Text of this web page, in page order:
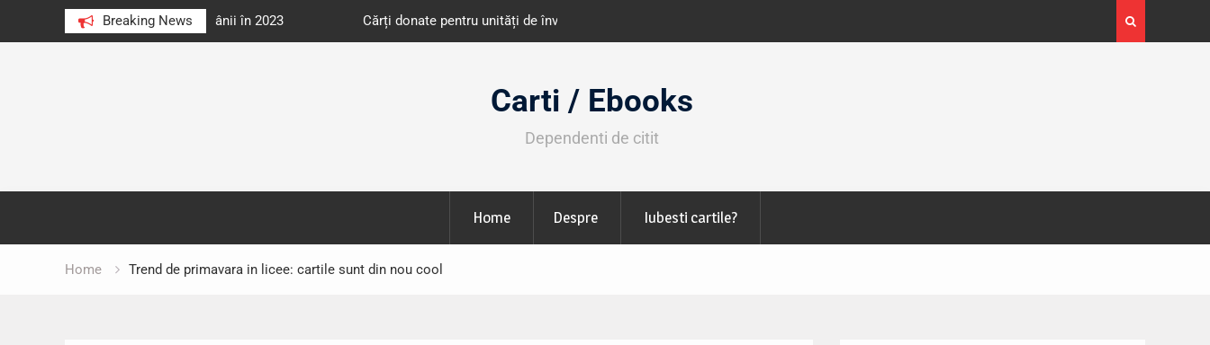
Breaking News
au citit românii în 2023 Cărți donate pentru unități de învățământ din România
octombrie
Expoziția Brâncuși de la Timișoara a atras peste
130.000 de vizitatori
Carti / Ebooks
Dependenti de citit
Home Despre Iubesti cartile?
Home Trend de primavara in licee: cartile sunt din nou cool